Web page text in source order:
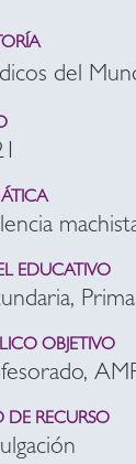
del
EDUCATIVO
OBJETIVO
DE RECURSO